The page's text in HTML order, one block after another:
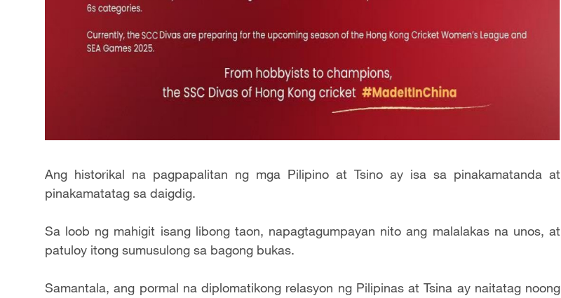
Ang historikal na pagpapalitan ng mga Pilipino at Tsino ay isa sa pinakamatanda at
pinakamatatag sa daigdig.
Sa loob ng mahigit isang libong taon, napagtagumpayan nito ang malalakas na unos, at
patuloy itong sumusulong sa bagong bukas.
Samantala, ang pormal na diplomatikong relasyon ng Pilipinas at Tsina ay naitatag noong